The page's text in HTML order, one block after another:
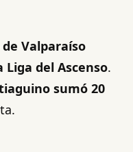
Valparaíso
Liga del Ascenso.
sumó 20